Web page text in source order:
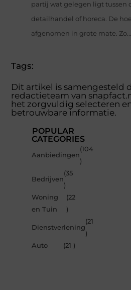
partij wat gelegen ligt tussen
detailhandel of horeca. De
afgenomen in grote mate. Zo...
Tags:
Dit artikel is samengesteld
redactieteam van
het zorgvuldig selecteren
betrouwbare informatie.
POPULAR
CATEGORIES
Aanbiedingen
(104
)
Bedrijven
(35
)
Woning
en Tuin
(22
)
Dienstverlening
(21
)
Auto
(21 )